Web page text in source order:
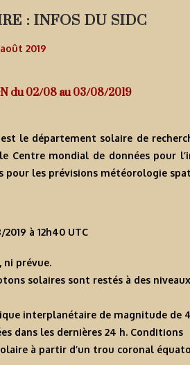
: INFOS DU SIDC
2019
du 02/08 au 03/08/2019
le département solaire de
Centre mondial de données pour
pour les prévisions météorologie
à 12h40 UTC
ni prévue.
solaires sont restés à des
interplanétaire de magnitude de
dans les dernières 24 h. Conditions
à partir d’un trou coronal